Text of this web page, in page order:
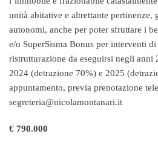
unità abitative e altrettante pertinenze,
autonomi, anche per poter sfruttare i
e/o SuperSisma Bonus per interventi
ristrutturazione da eseguirsi negli anni
2024 (detrazione 70%) e 2025
appuntamento, previa prenotazione
segreteria@nicolamontanari.it
€ 790.000